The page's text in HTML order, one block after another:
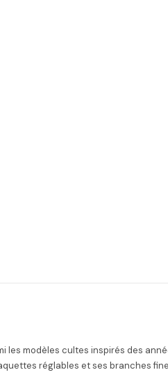
les modèles cultes inspirés des
réglables et ses branches